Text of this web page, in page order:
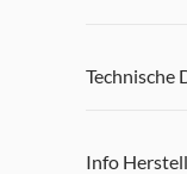
Technische
Info